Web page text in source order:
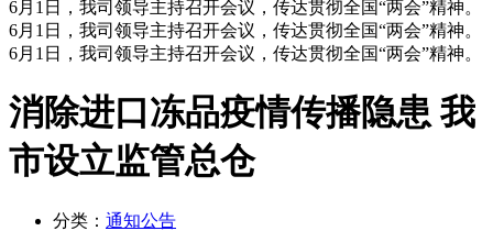
6月1日，我司领导主持召开会议，传达贯彻全国“两会”精神。
6月1日，我司领导主持召开会议，传达贯彻全国“两会”精神。
6月1日，我司领导主持召开会议，传达贯彻全国“两会”精神。
消除进口冻品疫情传播隐患 我
市设立监管总仓
分类： 通知公告